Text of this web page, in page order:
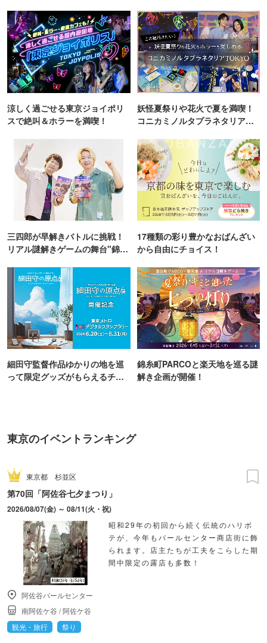
涼しく過ごせる東京ジョイポリ
スで絶叫＆ホラーを満喫！
妖怪夏祭りや花火で夏を満喫！
コニカミノルタプラネタリア
三四郎が早解きバトルに挑戦！
リアル謎解きゲームの舞台"錦糸
17種類の彩り豊かなおばんざい
から自由にチョイス！
細田守監督作品ゆかりの地を巡
って限定グッズがもらえるチャ
錦糸町PARCOと楽天地を巡る謎
解き企画が開催！
東京のイベントランキング
東京都 杉並区
第70回「阿佐谷七夕まつり」
2026/08/07(金) ～ 08/11(火・祝)
昭和29年の初回から続く伝統のハリボ
テが、今年もパールセンター商店街に飾
られます。店主たちが工夫をこらした期
間中限定の露店も多数！
阿佐谷パールセンター
南阿佐ケ谷 /阿佐ケ谷
観光・旅行
祭り